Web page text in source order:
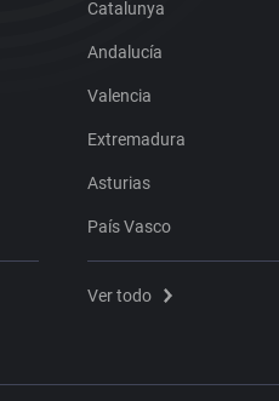
Catalunya
Andalucía
Valencia
Extremadura
Asturias
País Vasco
Ver todo